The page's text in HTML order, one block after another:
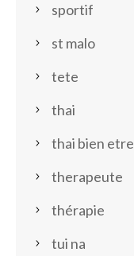
sportif
st malo
tete
thai
thai bien etre
therapeute
thérapie
tui na